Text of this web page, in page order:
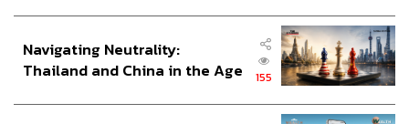
Navigating Neutrality:
Thailand and China in the Age
155